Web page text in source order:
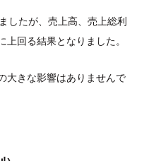
したが、売上高、売上総利
回る結果となりました。
大きな影響はありませんで